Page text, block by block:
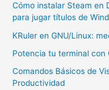
Cómo instalar Steam en
para jugar títulos de
KRuler en GNU/Linux:
Potencia tu terminal con
Comandos Básicos de
Productividad